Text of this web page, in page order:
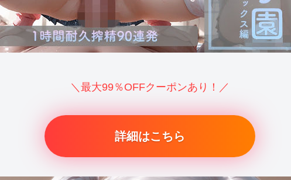
＼最大99％OFFクーポンあり！／
詳細はこちら